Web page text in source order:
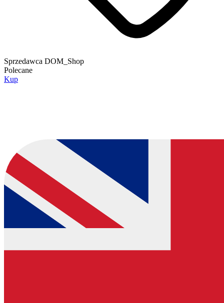
Sprzedawca DOM_Shop
Polecane
Kup